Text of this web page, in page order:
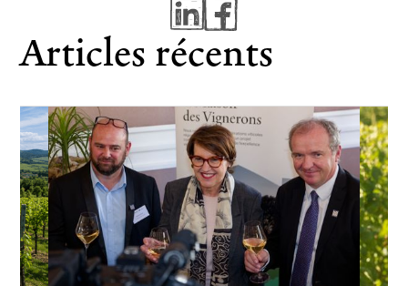
Articles récents